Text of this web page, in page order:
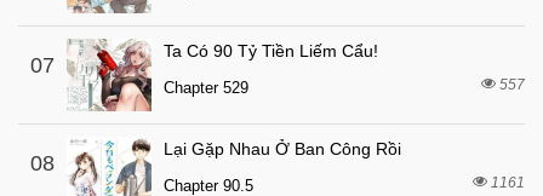
07
Ta Có 90 Tỷ Tiền Liếm Cẩu!
Chapter 529 557
08
Lại Gặp Nhau Ở Ban Công Rồi
Chapter 90.5 1161